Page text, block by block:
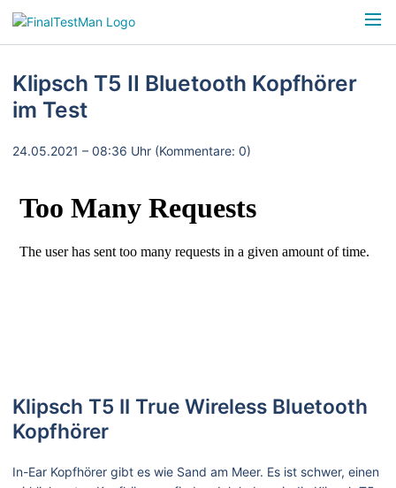
Klipsch T5 II Bluetooth Kopfhörer
im Test
24.05.2021 – 08:36 Uhr (Kommentare: 0)
Klipsch T5 II True Wireless Bluetooth
Kopfhörer
In-Ear Kopfhörer gibt es wie Sand am Meer. Es ist schwer, einen